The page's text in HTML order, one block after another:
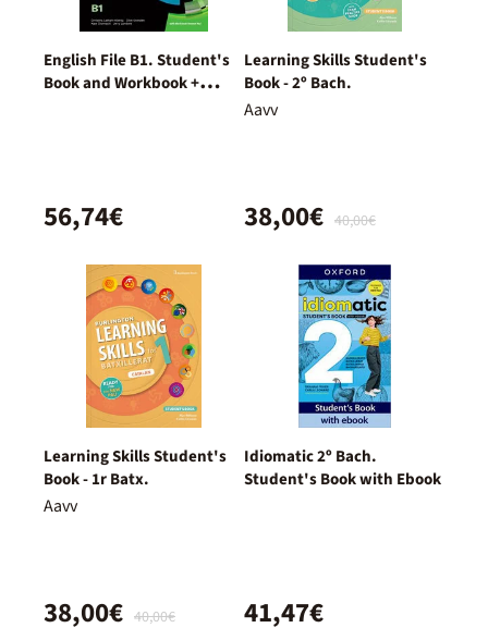
English File B1. Student's
Book and Workbook +
56,74€
Learning Skills Student's
Book - 2º Bach.
Aavv
40,00€
38,00€
Learning Skills Student's
Book - 1r Batx.
Aavv
40,00€
38,00€
Idiomatic 2º Bach.
Student's Book with Ebook
41,47€